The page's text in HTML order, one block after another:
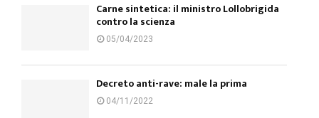
Carne sintetica: il ministro Lollobrigida
contro la scienza
05/04/2023
Decreto anti-rave: male la prima
04/11/2022